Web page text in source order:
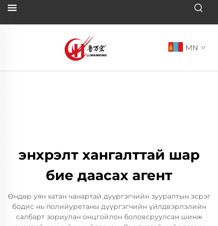
MN
энхрэлт хангалттай шар
бие даасах агент
Өндөр уян хатан чанартай дүүргэгчийн зууралтын эсрэг
бодис нь полийуретаны дүүргэгчийн үйлдвэрлэлийн
салбарт зориулан онцгойлон боловсруулсан шинж